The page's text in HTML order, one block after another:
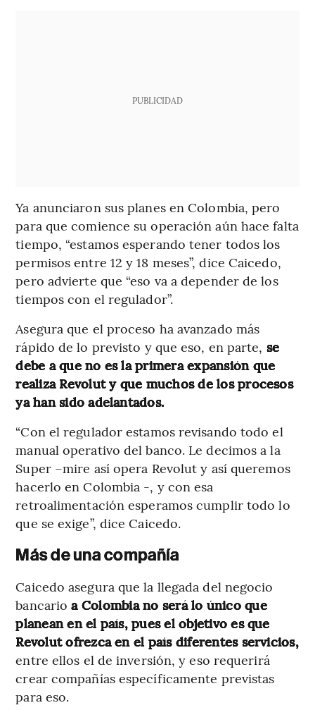
PUBLICIDAD
Ya anunciaron sus planes en Colombia, pero
para que comience su operación aún hace falta
tiempo, “estamos esperando tener todos los
permisos entre 12 y 18 meses”, dice Caicedo,
pero advierte que “eso va a depender de los
tiempos con el regulador”.
Asegura que el proceso ha avanzado más
rápido de lo previsto y que eso, en parte, se
debe a que no es la primera expansión que
realiza Revolut y que muchos de los procesos
ya han sido adelantados.
“Con el regulador estamos revisando todo el
manual operativo del banco. Le decimos a la
Super –mire así opera Revolut y así queremos
hacerlo en Colombia -, y con esa
retroalimentación esperamos cumplir todo lo
que se exige”, dice Caicedo.
Más de una compañía
Caicedo asegura que la llegada del negocio
bancario a Colombia no será lo único que
planean en el país, pues el objetivo es que
Revolut ofrezca en el país diferentes servicios,
entre ellos el de inversión, y eso requerirá
crear compañías específicamente previstas
para eso.